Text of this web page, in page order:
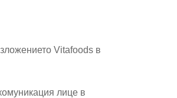
Vitafoods в
лице в